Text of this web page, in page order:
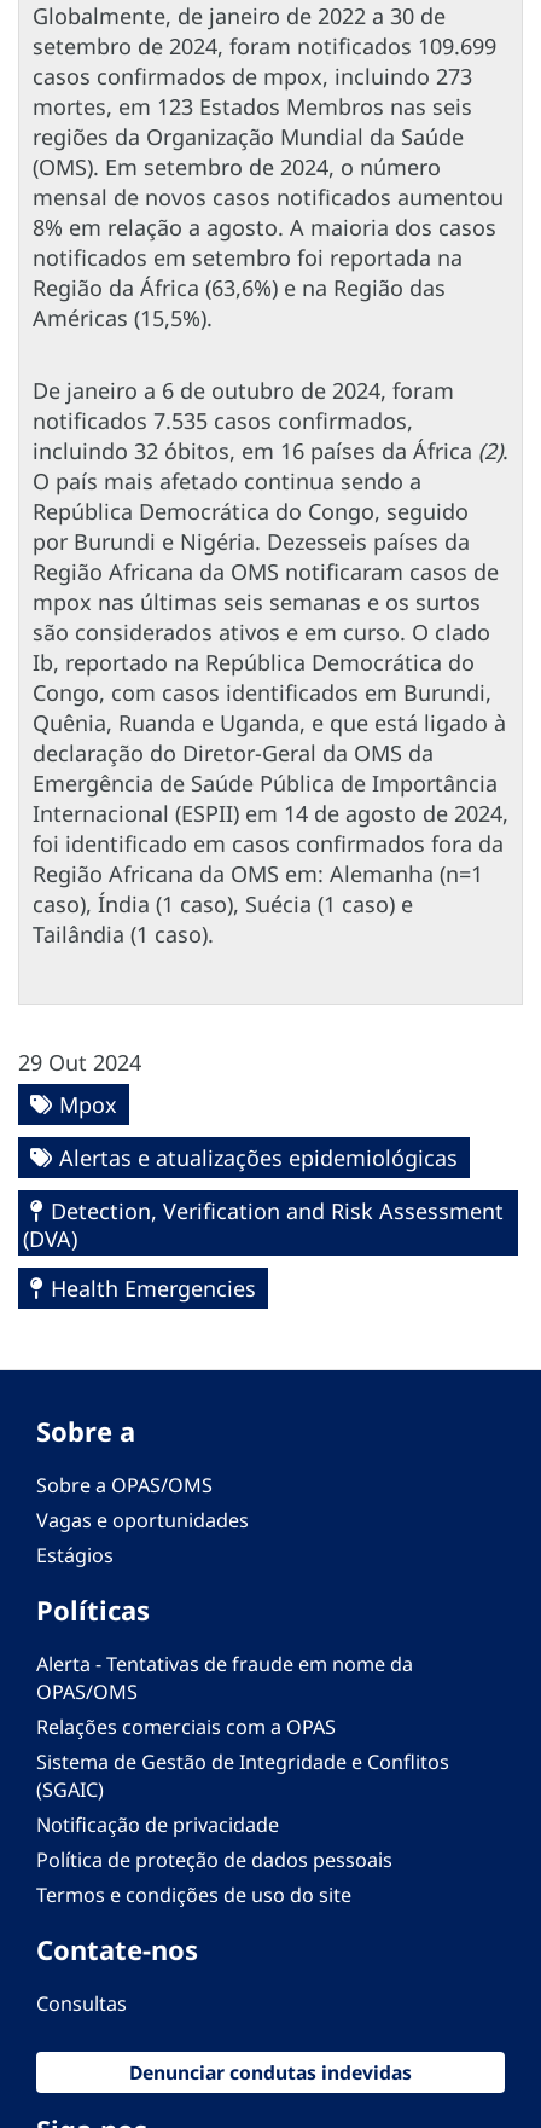
Globalmente, de janeiro de 2022 a 30 de
setembro de 2024, foram notificados 109.699
casos confirmados de mpox, incluindo 273
mortes, em 123 Estados Membros nas seis
regiões da Organização Mundial da Saúde
(OMS). Em setembro de 2024, o número
mensal de novos casos notificados aumentou
8% em relação a agosto. A maioria dos casos
notificados em setembro foi reportada na
Região da África (63,6%) e na Região das
Américas (15,5%).
De janeiro a 6 de outubro de 2024, foram
notificados 7.535 casos confirmados,
incluindo 32 óbitos, em 16 países da África (2).
O país mais afetado continua sendo a
República Democrática do Congo, seguido
por Burundi e Nigéria. Dezesseis países da
Região Africana da OMS notificaram casos de
mpox nas últimas seis semanas e os surtos
são considerados ativos e em curso. O clado
Ib, reportado na República Democrática do
Congo, com casos identificados em Burundi,
Quênia, Ruanda e Uganda, e que está ligado à
declaração do Diretor-Geral da OMS da
Emergência de Saúde Pública de Importância
Internacional (ESPII) em 14 de agosto de 2024,
foi identificado em casos confirmados fora da
Região Africana da OMS em: Alemanha (n=1
caso), Índia (1 caso), Suécia (1 caso) e
Tailândia (1 caso).
29 Out 2024
Mpox
Alertas e atualizações epidemiológicas
Detection, Verification and Risk Assessment
(DVA)
Health Emergencies
Sobre a
Sobre a OPAS/OMS
Vagas e oportunidades
Estágios
Políticas
Alerta - Tentativas de fraude em nome da
OPAS/OMS
Relações comerciais com a OPAS
Sistema de Gestão de Integridade e Conflitos
(SGAIC)
Notificação de privacidade
Política de proteção de dados pessoais
Termos e condições de uso do site
Contate-nos
Consultas
Denunciar condutas indevidas